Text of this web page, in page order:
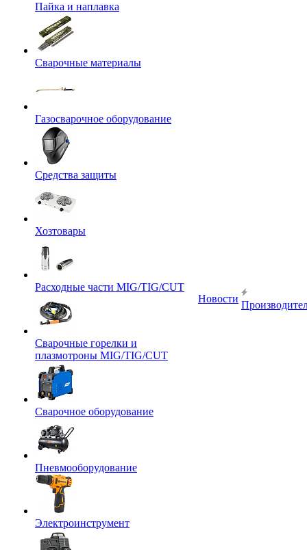
Пайка и наплавка
Сварочные материалы
Газосварочное оборудование
Средства защиты
Хозтовары
Расходные части MIG/TIG/CUT
Сварочные горелки и
плазмотроны MIG/TIG/CUT
Сварочное оборудование
Пневмооборудование
Электроинструмент
Новости